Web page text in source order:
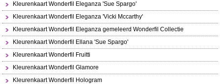
Kleurenkaart Wonderfil Eleganza 'Sue Spargo'
Kleurenkaart Wonderfil Eleganza 'Vicki Mccarthy'
Kleurenkaart Wonderfil Eleganza gemeleerd Wonderfil Collectie
Kleurenkaart Wonderfil Ellana 'Sue Spargo'
Kleurenkaart Wonderfil Fruitti
Kleurenkaart Wonderfil Glamore
Kleurenkaart Wonderfil Hologram